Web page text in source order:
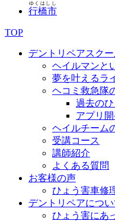
行橋市
ゆくはしし
TOP
デントリペアスク
ヘイルマンと
夢を叶えるラ
ヘコミ救急隊
過去の
アプリ
ヘイルチーム
受講コース
講師紹介
よくある質問
お客様の声
ひょう害車修
デントリペアについ
ひょう害にあ